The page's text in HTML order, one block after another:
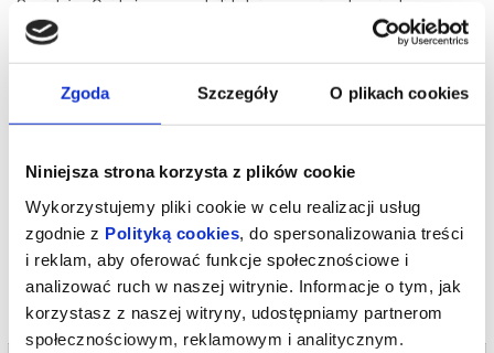
Zgoda Szczegóły O plikach cookies
Niniejsza strona korzysta z plików cookie
Wykorzystujemy pliki cookie w celu realizacji usług
zgodnie z Polityką cookies , do spersonalizowania treści
i reklam, aby oferować funkcje społecznościowe i
analizować ruch w naszej witrynie. Informacje o tym, jak
korzystasz z naszej witryny, udostępniamy partnerom
społecznościowym, reklamowym i analitycznym.
Sapiehów. Oni też wprowadzili tutaj zwyczaj sadzenia drzew z
okazji narodzin swoich dzieci - dębu dla syna i lipy dla córki. W
krasiczyńskim parku powstawały szkice koni do obrazu pt. Bitwa
Ceny biletów wstępu (bez przewodnika)
Bilet normalny - 8 zł
Bilet ulgowy - 5 zł (dzieci, młodzież szkolna, studenci, osoby z
upoważniającego do ulgi)
wydarzenia, gwarantujemy automatyczny zwrot środków
potwierdzony komunikatem wysyłanym na adres e-mail, podany
podczas zakupu.